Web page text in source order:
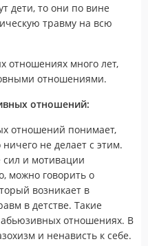
дети, то они по вине
травму на всю
отношениях много лет,
отношениями.
отношений:
отношений понимает,
не делает с этим.
сил и мотивации
можно говорить о
возникает в
в детстве. Такие
отношениях. В
и ненависть к себе.